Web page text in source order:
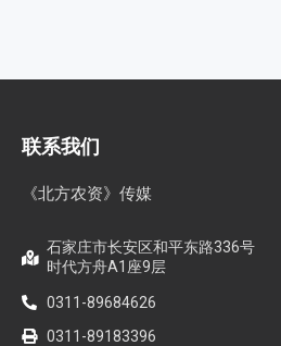
联系我们
《北方农资》传媒
石家庄市长安区和平东路336号
时代方舟A1座9层
0311-89684626
0311-89183396